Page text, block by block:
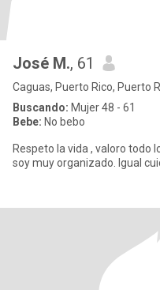
José M., 61
Caguas, Puerto Rico, Puerto
Buscando: Mujer 48 - 61
Bebe: No bebo
Respeto la vida , valoro todo
soy muy organizado. Igual